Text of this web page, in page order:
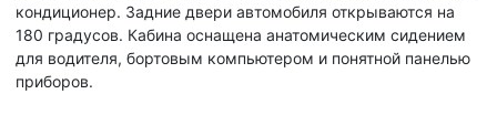
кондиционер. Задние двери автомобиля открываются на
180 градусов. Кабина оснащена анатомическим сидением
для водителя, бортовым компьютером и понятной панелью
приборов.